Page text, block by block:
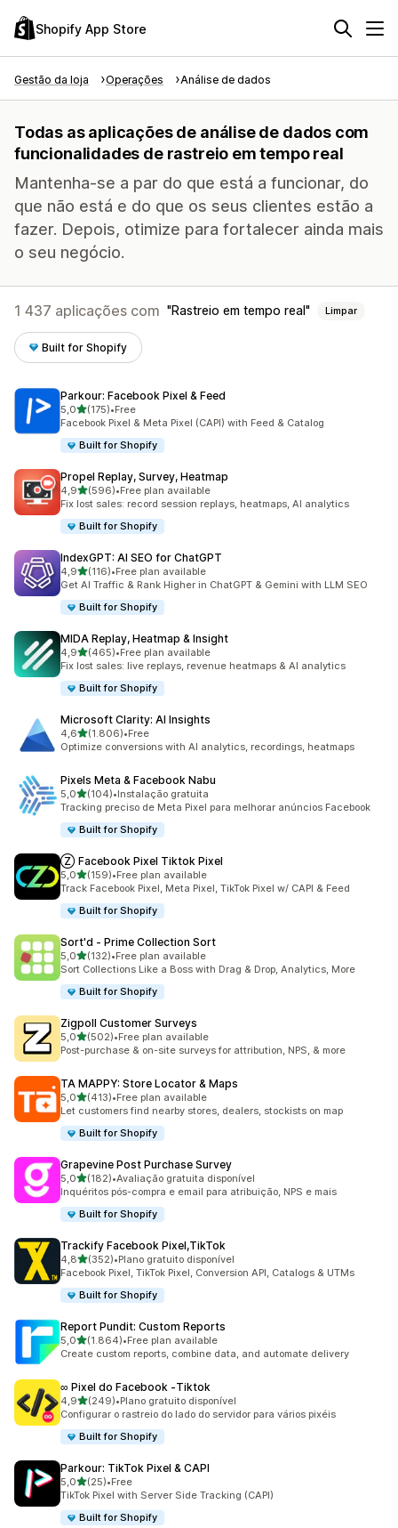
Shopify App Store
Gestão da loja Operações Análise de dados
Todas as aplicações de análise de dados com
funcionalidades de rastreio em tempo real
Mantenha-se a par do que está a funcionar, do
que não está e do que os seus clientes estão a
fazer. Depois, otimize para fortalecer ainda mais
o seu negócio.
1 437 aplicações com Rastreio em tempo real Limpar
Built for Shopify
Parkour: Facebook Pixel & Feed
5,0de 5 estrelas
(175)
175 total de avaliações
•Free
Facebook Pixel & Meta Pixel (CAPI) with Feed & Catalog
Built for Shopify
Propel Replay, Survey, Heatmap
4,9de 5 estrelas
(596)
596 total de avaliações
•Free plan available
Fix lost sales: record session replays, heatmaps, AI analytics
Built for Shopify
IndexGPT: AI SEO for ChatGPT
4,9de 5 estrelas
(116)
116 total de avaliações
•Free plan available
Get AI Traffic & Rank Higher in ChatGPT & Gemini with LLM SEO
Built for Shopify
MIDA Replay, Heatmap & Insight
4,9de 5 estrelas
(465)
465 total de avaliações
•Free plan available
Fix lost sales: live replays, revenue heatmaps & AI analytics
Built for Shopify
Microsoft Clarity: AI Insights
4,6de 5 estrelas
(1.806)
1806 total de avaliações
•Free
Optimize conversions with AI analytics, recordings, heatmaps
Pixels Meta & Facebook Nabu
5,0de 5 estrelas
(104)
104 total de avaliações
•Instalação gratuita
Tracking preciso de Meta Pixel para melhorar anúncios Facebook
Built for Shopify
Ⓩ Facebook Pixel Tiktok Pixel
5,0de 5 estrelas
(159)
159 total de avaliações
•Free plan available
Track Facebook Pixel, Meta Pixel, TikTok Pixel w/ CAPI & Feed
Built for Shopify
Sort'd ‑ Prime Collection Sort
5,0de 5 estrelas
(132)
132 total de avaliações
•Free plan available
Sort Collections Like a Boss with Drag & Drop, Analytics, More
Built for Shopify
Zigpoll Customer Surveys
5,0de 5 estrelas
(502)
502 total de avaliações
•Free plan available
Post-purchase & on-site surveys for attribution, NPS, & more
TA MAPPY: Store Locator & Maps
5,0de 5 estrelas
(413)
413 total de avaliações
•Free plan available
Let customers find nearby stores, dealers, stockists on map
Built for Shopify
Grapevine Post Purchase Survey
5,0de 5 estrelas
(182)
182 total de avaliações
•Avaliação gratuita disponível
Inquéritos pós-compra e email para atribuição, NPS e mais
Built for Shopify
Trackify Facebook Pixel,TikTok
4,8de 5 estrelas
(352)
352 total de avaliações
•Plano gratuito disponível
Facebook Pixel, TikTok Pixel, Conversion API, Catalogs & UTMs
Built for Shopify
Report Pundit: Custom Reports
5,0de 5 estrelas
(1.864)
1864 total de avaliações
•Free plan available
Create custom reports, combine data, and automate delivery
∞ Pixel do Facebook ‑Tiktok
4,9de 5 estrelas
(249)
249 total de avaliações
•Plano gratuito disponível
Configurar o rastreio do lado do servidor para vários pixéis
Built for Shopify
Parkour: TikTok Pixel & CAPI
5,0de 5 estrelas
(25)
25 total de avaliações
•Free
TikTok Pixel with Server Side Tracking (CAPI)
Built for Shopify